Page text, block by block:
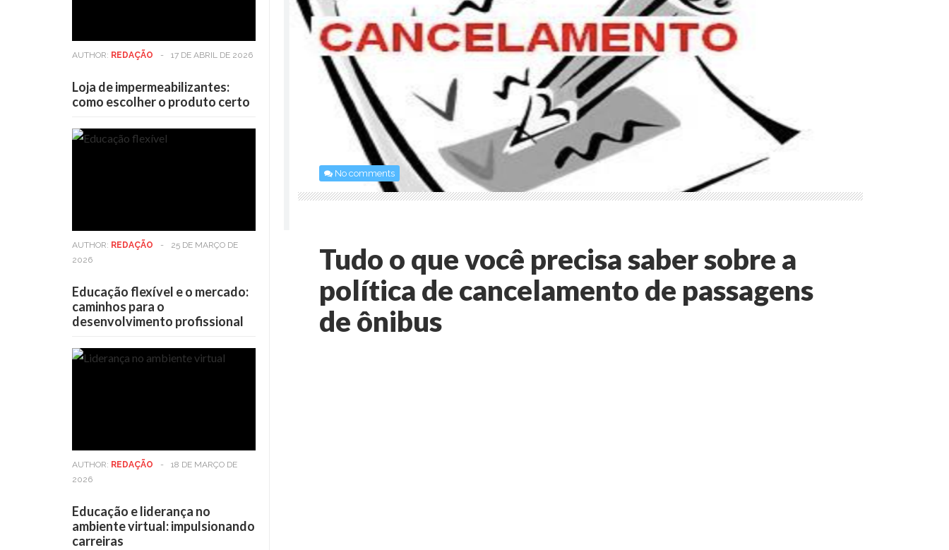
No comments
Tudo o que você precisa saber sobre a
política de cancelamento de passagens
de ônibus
AUTHOR: REDAÇÃO - 17 DE ABRIL DE 2026
Loja de impermeabilizantes:
como escolher o produto certo
AUTHOR: REDAÇÃO -
25 DE MARÇO DE
2026
Educação flexível e o mercado:
caminhos para o
desenvolvimento profissional
AUTHOR: REDAÇÃO -
18 DE MARÇO DE
2026
Educação e liderança no
ambiente virtual: impulsionando
carreiras